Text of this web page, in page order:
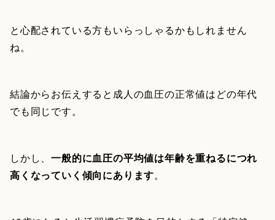
と心配されている方もいらっしゃるかもしれません
ね。
結論からお伝えすると成人の血圧の正常値はどの年代
でも同じです。
しかし、一般的に血圧の平均値は年齢を重ねるにつれ
高くなっていく傾向にあります。